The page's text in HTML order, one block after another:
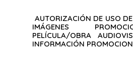
AUTORIZACIÓN DE USO
IMÁGENES
PELÍCULA/OBRA
INFORMACIÓN